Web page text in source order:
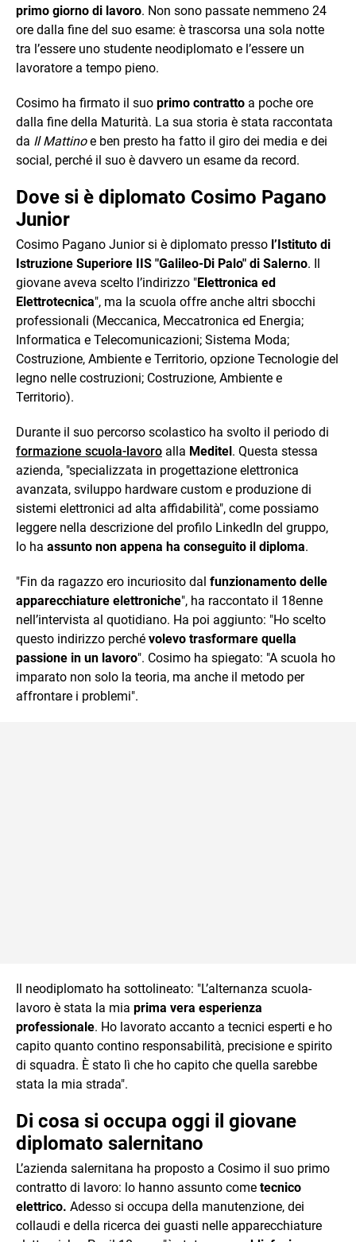
primo giorno di lavoro. Non sono passate nemmeno 24
ore dalla fine del suo esame: è trascorsa una sola notte
tra l’essere uno studente neodiplomato e l’essere un
lavoratore a tempo pieno.
Cosimo ha firmato il suo primo contratto a poche ore
dalla fine della Maturità. La sua storia è stata raccontata
da Il Mattinoe ben presto ha fatto il giro dei media e dei
social, perché il suo è davvero un esame da record.
Dove si è diplomato Cosimo Pagano
Junior
Cosimo Pagano Junior si è diplomato presso l’Istituto di
Istruzione Superiore IIS "Galileo-Di Palo" di Salerno. Il
giovane aveva scelto l’indirizzo "Elettronica ed
Elettrotecnica", ma la scuola offre anche altri sbocchi
professionali (Meccanica, Meccatronica ed Energia;
Informatica e Telecomunicazioni; Sistema Moda;
Costruzione, Ambiente e Territorio, opzione Tecnologie del
legno nelle costruzioni; Costruzione, Ambiente e
Territorio).
Durante il suo percorso scolastico ha svolto il periodo di
formazione scuola-lavoro alla Meditel. Questa stessa
azienda, "specializzata in progettazione elettronica
avanzata, sviluppo hardware custom e produzione di
sistemi elettronici ad alta affidabilità", come possiamo
leggere nella descrizione del profilo LinkedIn del gruppo,
lo ha assunto non appena ha conseguito il diploma.
"Fin da ragazzo ero incuriosito dal funzionamento delle
apparecchiature elettroniche", ha raccontato il 18enne
nell’intervista al quotidiano. Ha poi aggiunto: "Ho scelto
questo indirizzo perché volevo trasformare quella
passione in un lavoro". Cosimo ha spiegato: "A scuola ho
imparato non solo la teoria, ma anche il metodo per
affrontare i problemi".
Il neodiplomato ha sottolineato: "L’alternanza scuola-
lavoro è stata la mia prima vera esperienza
professionale. Ho lavorato accanto a tecnici esperti e ho
capito quanto contino responsabilità, precisione e spirito
di squadra. È stato lì che ho capito che quella sarebbe
stata la mia strada".
Di cosa si occupa oggi il giovane
diplomato salernitano
L’azienda salernitana ha proposto a Cosimo il suo primo
contratto di lavoro: lo hanno assunto come tecnico
elettrico. Adesso si occupa della manutenzione, dei
collaudi e della ricerca dei guasti nelle apparecchiature